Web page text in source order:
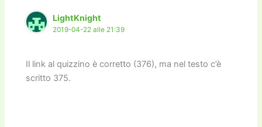
LightKnight
2019-04-22 alle 21:39
Il link al quizzino è corretto (376), ma nel testo c’è
scritto 375.